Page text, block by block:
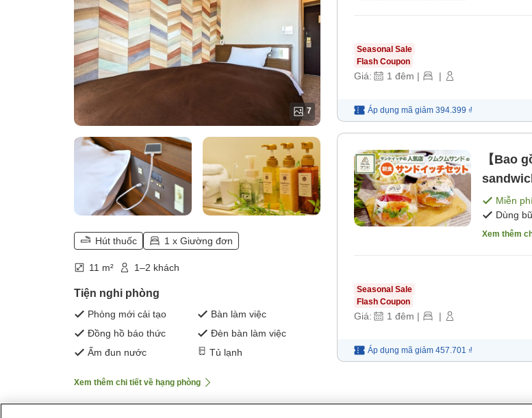
7
Hút thuốc 1 x Giường đơn
11 m² 1–2 khách
Tiện nghi phòng
Phòng mới cải tạo
Bàn làm việc
Đồng hồ báo thức
Đèn bàn làm việc
Ấm đun nước
Tủ lạnh
Xem thêm chi tiết về hạng phòng
Seasonal Sale
Flash Coupon
Giá: 1 đêm | |
Áp dụng mã giảm 394.399 ₫
【Bao
Miễn
Dùng
Xem thêm
Seasonal Sale
Flash Coupon
Giá: 1 đêm | |
Áp dụng mã giảm 457.701 ₫